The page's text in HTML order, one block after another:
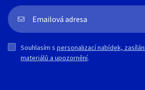
Koenigsegg
Invicta
Holden
Gordon
Souhlasím s personalizací nabídek,
materiálů a upozornění.